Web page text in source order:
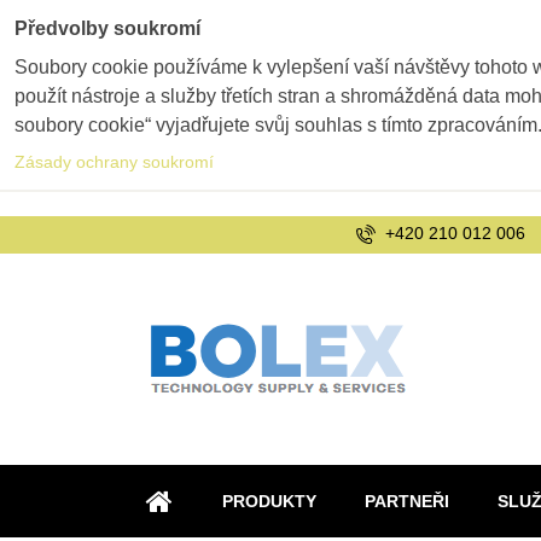
ÚVOD
PRODUKTY PARTNEŘI
+420 210 012 006
Předvolby soukromí
Soubory cookie používáme k vylepšení vaší návštěvy
použít nástroje a služby třetích stran a shromážděná data
soubory cookie“ vyjadřujete svůj souhlas s tímto
Zásady ochrany soukromí